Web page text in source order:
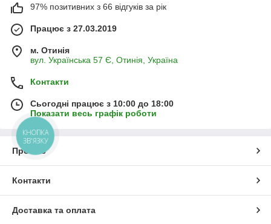
97% позитивних з 66 відгуків за рік
Працює з 27.03.2019
м. Отинія
вул. Українська 57 Є, Отинія, Україна
Контакти
Сьогодні працює з 10:00 до 18:00
Показати весь графік роботи
Про нас
Контакти
Доставка та оплата
КНОПКА
ЗВ'ЯЗКУ